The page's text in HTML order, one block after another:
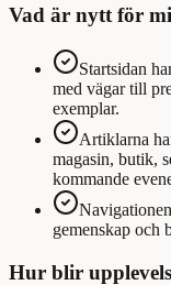
Vad är nytt för
Startsidan
med vägar till
exemplar.
Artiklarna
magasin, butik,
kommande
gemenskap och
Hur blir